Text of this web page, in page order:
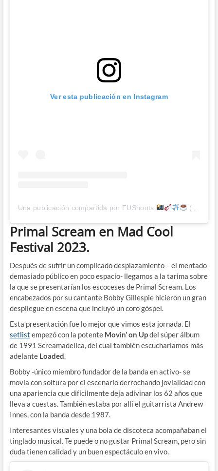
Ver esta publicación en Instagram
Una publicación compartida por FUShoots (@fushoots)
Primal Scream en Mad Cool
Festival 2023.
Después de sufrir un complicado desplazamiento – el mentado
demasiado público en poco espacio- llegamos a la tarima sobre
la que se presentarían los escoceses de Primal Scream. Los
encabezados por su cantante Bobby Gillespie hicieron un gran
despliegue en escena que incluyó un coro góspel.
Esta presentación fue lo mejor que vimos esta jornada. El
setlist empezó con la potente Movin’ on Updel súper álbum
de 1991 Screamadelica, del cual también escucharíamos más
adelante Loaded.
Bobby -único miembro fundador de la banda en activo- se
movía con soltura por el escenario derrochando jovialidad con
una apariencia que difícilmente deja adivinar los 62 años que
lleva a cuestas. También estaba por allí el guitarrista Andrew
Innes, con la banda desde 1987.
Interesantes visuales y una bola de discoteca acompañaban el
tinglado musical. Te puede o no gustar Primal Scream, pero sin
duda tienen calidad y un buen espectáculo en vivo.